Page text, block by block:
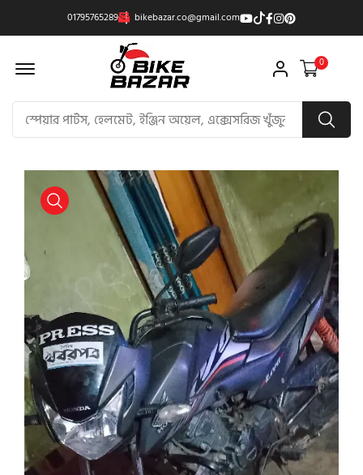
01795765289 bikebazar.co@gmail.com
Offcanvas Menu Open 0
product view